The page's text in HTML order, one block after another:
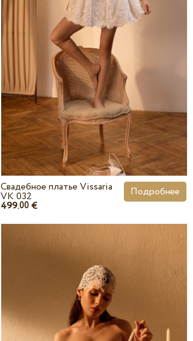
Свадебное платье Vissaria
VK 032
499.00 €
Подробнее